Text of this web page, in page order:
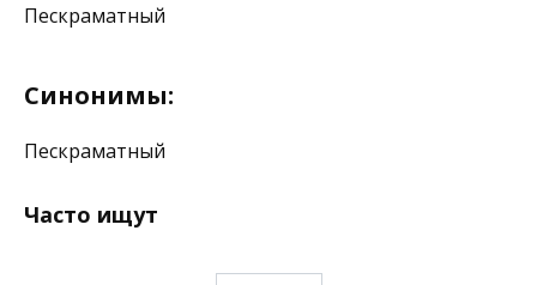
Пескраматный
Синонимы:
Пескраматный
Часто ищут